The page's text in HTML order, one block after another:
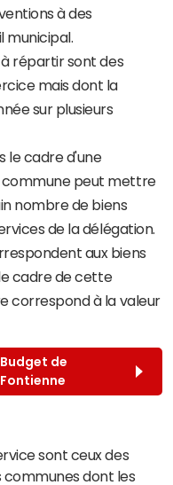
à des
municipal.
à répartir sont des
mais dont la
sur plusieurs
le cadre d'une
commune peut mettre
nombre de biens
de la délégation.
aux biens
cadre de cette
correspond à la valeur
Budget de
Fontienne
sont ceux des
communes dont les